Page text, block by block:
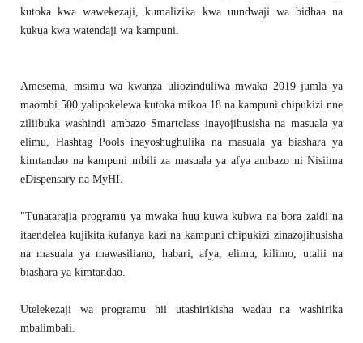
kutoka kwa wawekezaji, kumalizika kwa uundwaji wa bidhaa na
kukua kwa watendaji wa kampuni.
Amesema, msimu wa kwanza uliozinduliwa mwaka 2019 jumla ya
maombi 500 yalipokelewa kutoka mikoa 18 na kampuni chipukizi nne
ziliibuka washindi ambazo Smartclass inayojihusisha na masuala ya
elimu, Hashtag Pools inayoshughulika na masuala ya biashara ya
kimtandao na kampuni mbili za masuala ya afya ambazo ni Nisiima
eDispensary na MyHI.
"Tunatarajia programu ya mwaka huu kuwa kubwa na bora zaidi na
itaendelea kujikita kufanya kazi na kampuni chipukizi zinazojihusisha
na masuala ya mawasiliano, habari, afya, elimu, kilimo, utalii na
biashara ya kimtandao.
Utelekezaji wa programu hii utashirikisha wadau na washirika
mbalimbali.